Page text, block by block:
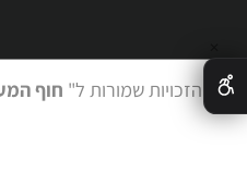
טיולים,תיקי צד ,ארנקים